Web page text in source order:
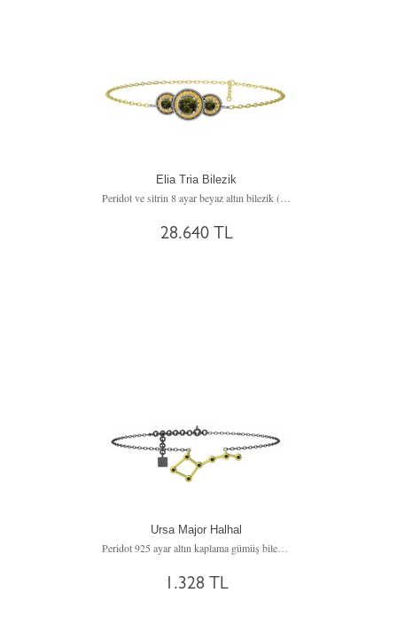
Elia Tria Bilezik
Peridot ve sitrin 8 ayar beyaz altın bilezik (17 cm altın rolo zincir)
28.640 TL
Ursa Major Halhal
Peridot 925 ayar altın kaplama gümüş bilezik (20 cm gümüş rolo zincir)
1.328 TL